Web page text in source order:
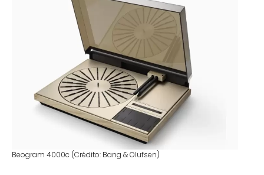
Beogram 4000c (Crédito: Bang & Olufsen)